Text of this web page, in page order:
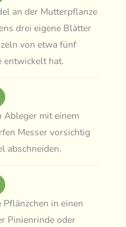
an der Mutterpflanze
drei eigene Blätter
von etwa fünf
entwickelt hat.
Ableger mit einem
Messer vorsichtig
abschneiden.
Pflänzchen in einen
Pinienrinde oder